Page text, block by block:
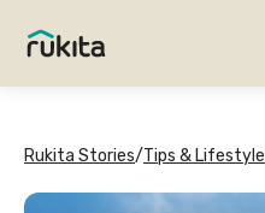
Rukita Stories/Tips & Lifestyle